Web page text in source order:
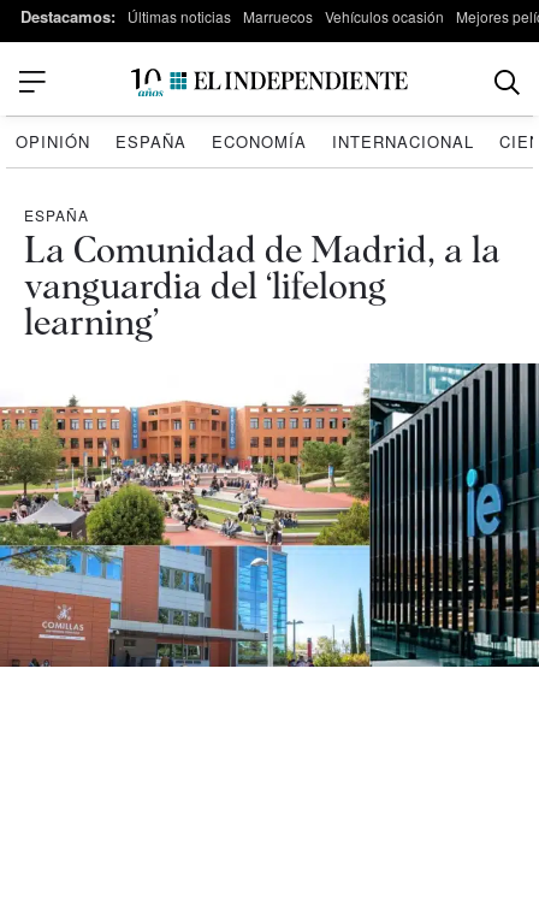
Destacamos: Últimas noticias Marruecos Vehículos ocasión Mejores
OPINIÓN ESPAÑA ECONOMÍA INTERNACIONAL
ESPAÑA
La Comunidad de Madrid, a la
vanguardia del ‘lifelong
learning’